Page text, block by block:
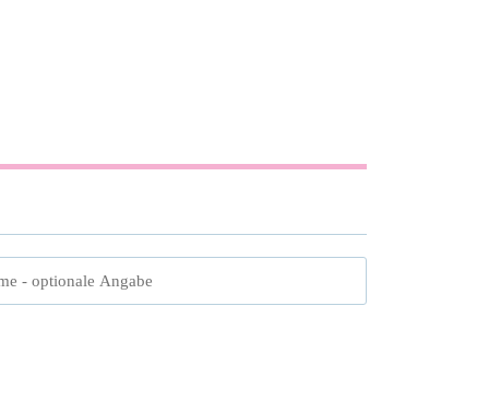
- optionale Angabe